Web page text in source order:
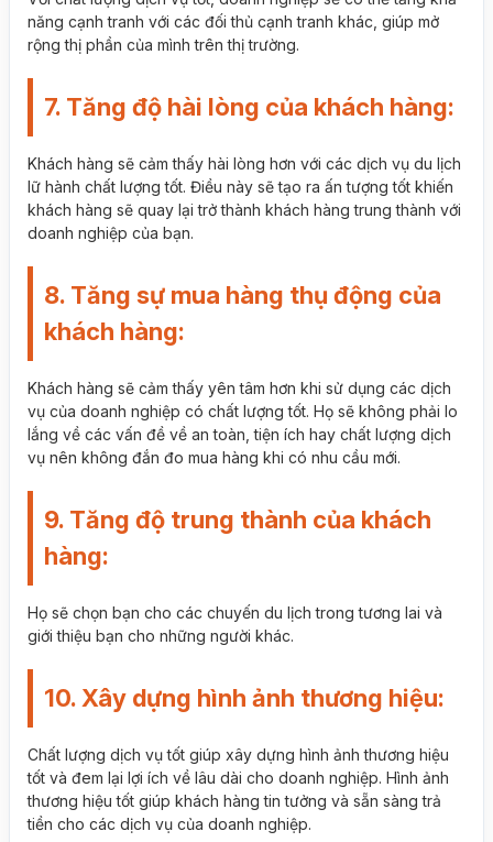
năng cạnh tranh với các đối thủ cạnh tranh khác, giúp mở
rộng thị phần của mình trên thị trường.
7. Tăng độ hài lòng của khách hàng:
Khách hàng sẽ cảm thấy hài lòng hơn với các dịch vụ du lịch
lữ hành chất lượng tốt. Điều này sẽ tạo ra ấn tượng tốt khiến
khách hàng sẽ quay lại trở thành khách hàng trung thành với
doanh nghiệp của bạn.
8. Tăng sự mua hàng thụ động của
khách hàng:
Khách hàng sẽ cảm thấy yên tâm hơn khi sử dụng các dịch
vụ của doanh nghiệp có chất lượng tốt. Họ sẽ không phải lo
lắng về các vấn đề về an toàn, tiện ích hay chất lượng dịch
vụ nên không đắn đo mua hàng khi có nhu cầu mới.
9. Tăng độ trung thành của khách
hàng:
Họ sẽ chọn bạn cho các chuyến du lịch trong tương lai và
giới thiệu bạn cho những người khác.
10. Xây dựng hình ảnh thương hiệu:
Chất lượng dịch vụ tốt giúp xây dựng hình ảnh thương hiệu
tốt và đem lại lợi ích về lâu dài cho doanh nghiệp. Hình ảnh
thương hiệu tốt giúp khách hàng tin tưởng và sẵn sàng trả
tiền cho các dịch vụ của doanh nghiệp.